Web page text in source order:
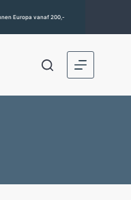
Europa vanaf 200,-